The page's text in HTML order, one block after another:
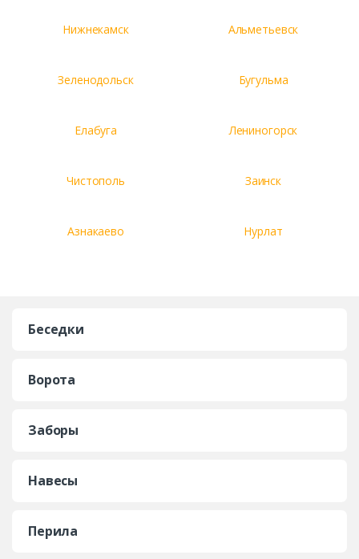
Нижнекамск Альметьевск
Зеленодольск Бугульма
Елабуга Лениногорск
Чистополь Заинск
Азнакаево Нурлат
Беседки
Ворота
Заборы
Навесы
Перила